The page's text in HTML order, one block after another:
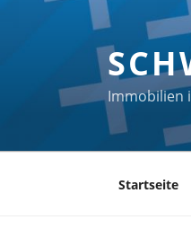
Immobilien
Startseite